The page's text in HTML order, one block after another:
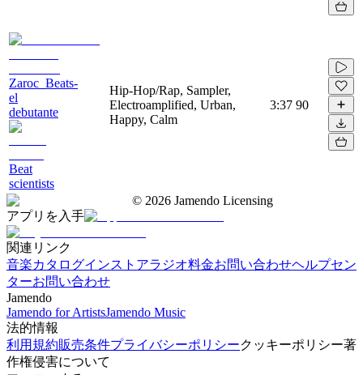
Zaroc_Beats-
el
debutante
Beat
scientists
Hip-Hop/Rap, Sampler,
Electroamplified, Urban,
Happy, Calm
3:37 90
© 2026 Jamendo Licensing
アプリを入手
関連リンク
音楽カタログインストアラジオ料金お問い合わせヘルプセン
ターお問い合わせ
Jamendo
Jamendo for ArtistsJamendo Music
法的情報
利用規約販売条件プライバシーポリシークッキーポリシー著
作権侵害について